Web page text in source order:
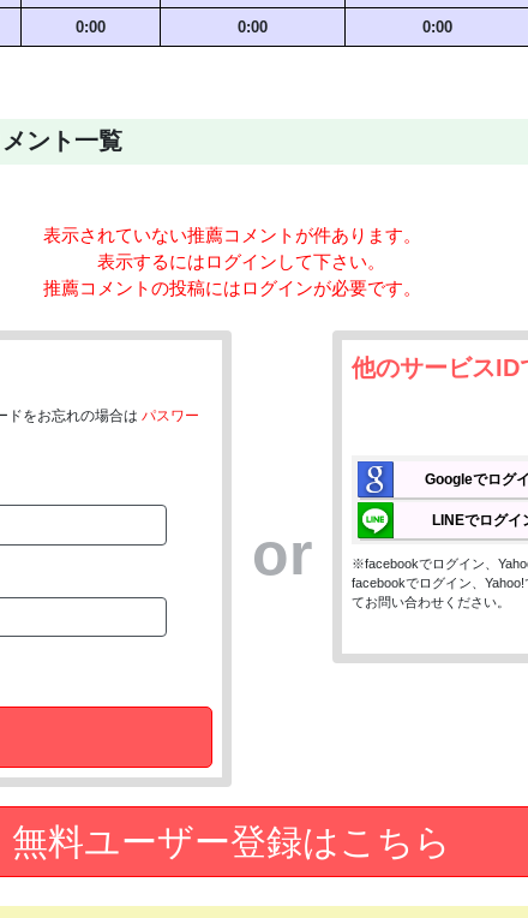
見られてることを思
かわいい癒しと、大人のドキド
夜の静かな時間
0:00 0:00 0:00
ント一覧
表示されていない推薦コメントが件あります。
表示するにはログインして下さい。
推薦コメントの投稿にはログインが必要です。
ドをお忘れの場合は パスワー
or
他のサービスID
Googleでログ
LINEでログイ
※facebookでログイン、
facebookでログイン、
てお問い合わせください。
無料ユーザー登録はこちら